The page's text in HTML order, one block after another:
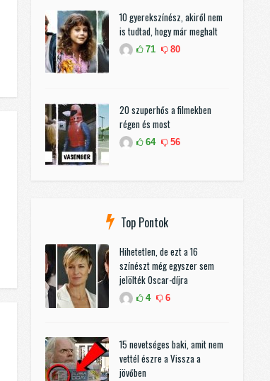
10 gyerekszínész, akiről nem
is tudtad, hogy már meghalt
71 80
20 szuperhős a filmekben
régen és most
64 56
Top Pontok
Hihetetlen, de ezt a 16
színészt még egyszer sem
jelölték Oscar-díjra
4 6
15 nevetséges baki, amit nem
vettél észre a Vissza a
jövőben